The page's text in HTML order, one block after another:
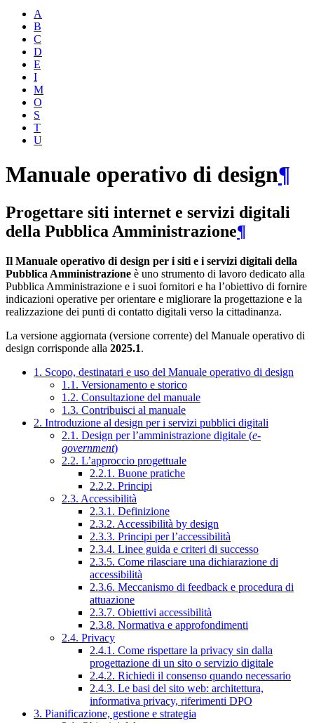
A
B
C
D
E
I
M
O
S
T
U
Manuale operativo di design¶
Progettare siti internet e servizi digitali
della Pubblica Amministrazione¶
Il Manuale operativo di design per i siti e i servizi digitali della
Pubblica Amministrazione è uno strumento di lavoro dedicato alla
Pubblica Amministrazione e i suoi fornitori e ha l’obiettivo di fornire
indicazioni operative per orientare e migliorare la progettazione e la
realizzazione dei punti di contatto digitali verso la cittadinanza.
La versione aggiornata (versione corrente) del Manuale operativo di
design corrisponde alla 2025.1.
1. Scopo, destinatari e uso del Manuale operativo di design
1.1. Versionamento e storico
1.2. Consultazione del manuale
1.3. Contribuisci al manuale
2. Introduzione al design per i servizi pubblici digitali
2.1. Design per l’amministrazione digitale (e-
government)
2.2. L’approccio progettuale
2.2.1. Buone pratiche
2.2.2. Principi
2.3. Accessibilità
2.3.1. Definizione
2.3.2. Accessibilità by design
2.3.3. Principi per l’accessibilità
2.3.4. Linee guida e criteri di successo
2.3.5. Come rilasciare una dichiarazione di
accessibilità
2.3.6. Meccanismo di feedback e procedura di
attuazione
2.3.7. Obiettivi accessibilità
2.3.8. Normativa e approfondimenti
2.4. Privacy
2.4.1. Come rispettare la privacy sin dalla
progettazione di un sito o servizio digitale
2.4.2. Richiedi il consenso quando necessario
2.4.3. Le basi del sito web: architettura,
informativa privacy, riferimenti DPO
3. Pianificazione, gestione e strategia